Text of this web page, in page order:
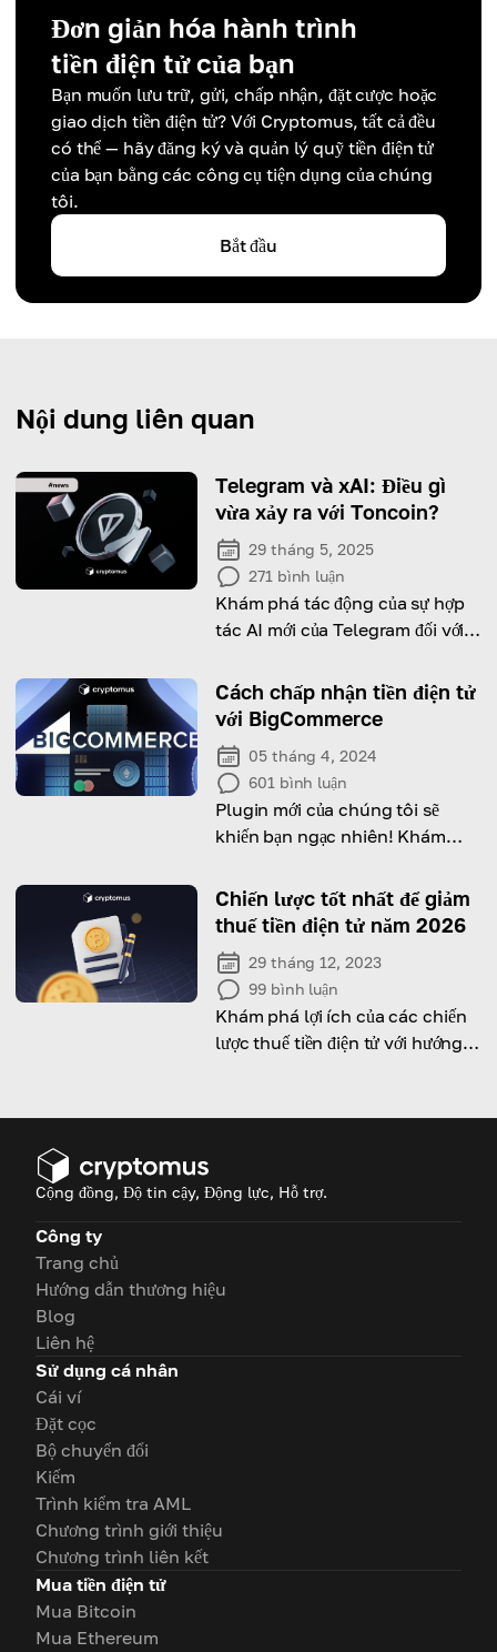
Đơn giản hóa hành trình
tiền điện tử của bạn
Bạn muốn lưu trữ, gửi, chấp nhận, đặt cược hoặc
giao dịch tiền điện tử? Với Cryptomus, tất cả đều
có thể — hãy đăng ký và quản lý quỹ tiền điện tử
của bạn bằng các công cụ tiện dụng của chúng
tôi.
Bắt đầu
Nội dung liên quan
Telegram và xAI: Điều gì
vừa xảy ra với Toncoin?
29 tháng 5, 2025
271 bình luận
Khám phá tác động của sự hợp
tác AI mới của Telegram đối với
Toncoin.
Cách chấp nhận tiền điện tử
với BigCommerce
05 tháng 4, 2024
601 bình luận
Plugin mới của chúng tôi sẽ
khiến bạn ngạc nhiên! Khám
nhận được!
Chiến lược tốt nhất để giảm
thuế tiền điện tử năm 2026
29 tháng 12, 2023
99 bình luận
Khám phá lợi ích của các chiến
lược thuế tiền điện tử với hướng
Cộng đồng, Độ tin cậy, Động lực, Hỗ trợ.
Công ty
Trang chủ
Hướng dẫn thương hiệu
Blog
Liên hệ
Sử dụng cá nhân
Cái ví
Đặt cọc
Bộ chuyển đổi
Kiếm
Trình kiểm tra AML
Chương trình giới thiệu
Chương trình liên kết
Mua tiền điện tử
Mua Bitcoin
Mua Ethereum